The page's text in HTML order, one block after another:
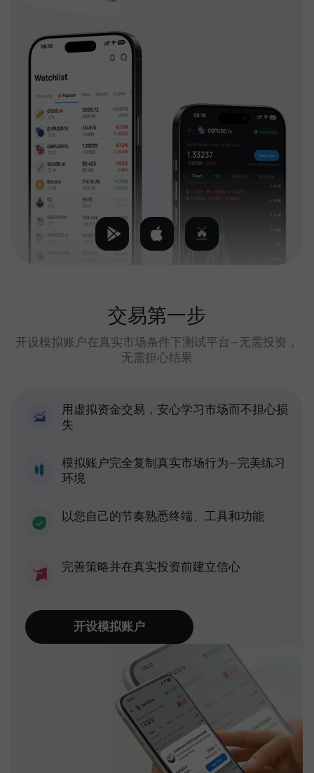
交易第一步
开设模拟账户在真实市场条件下测试平台—无需投资，
无需担心结果
用虚拟资金交易，安心学习市场而不担心损
失
模拟账户完全复制真实市场行为—完美练习
环境
以您自己的节奏熟悉终端、工具和功能
完善策略并在真实投资前建立信心
开设模拟账户